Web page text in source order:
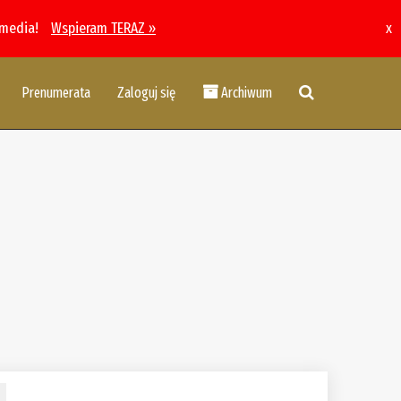
Wspieram TERAZ » x
Prenumerata Zaloguj się Archiwum